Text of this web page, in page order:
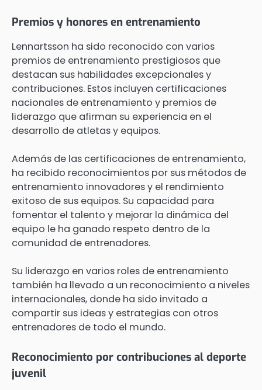
Premios y honores en entrenamiento
Lennartsson ha sido reconocido con varios
premios de entrenamiento prestigiosos que
destacan sus habilidades excepcionales y
contribuciones. Estos incluyen certificaciones
nacionales de entrenamiento y premios de
liderazgo que afirman su experiencia en el
desarrollo de atletas y equipos.
Además de las certificaciones de entrenamiento,
ha recibido reconocimientos por sus métodos de
entrenamiento innovadores y el rendimiento
exitoso de sus equipos. Su capacidad para
fomentar el talento y mejorar la dinámica del
equipo le ha ganado respeto dentro de la
comunidad de entrenadores.
Su liderazgo en varios roles de entrenamiento
también ha llevado a un reconocimiento a niveles
internacionales, donde ha sido invitado a
compartir sus ideas y estrategias con otros
entrenadores de todo el mundo.
Reconocimiento por contribuciones al deporte
juvenil